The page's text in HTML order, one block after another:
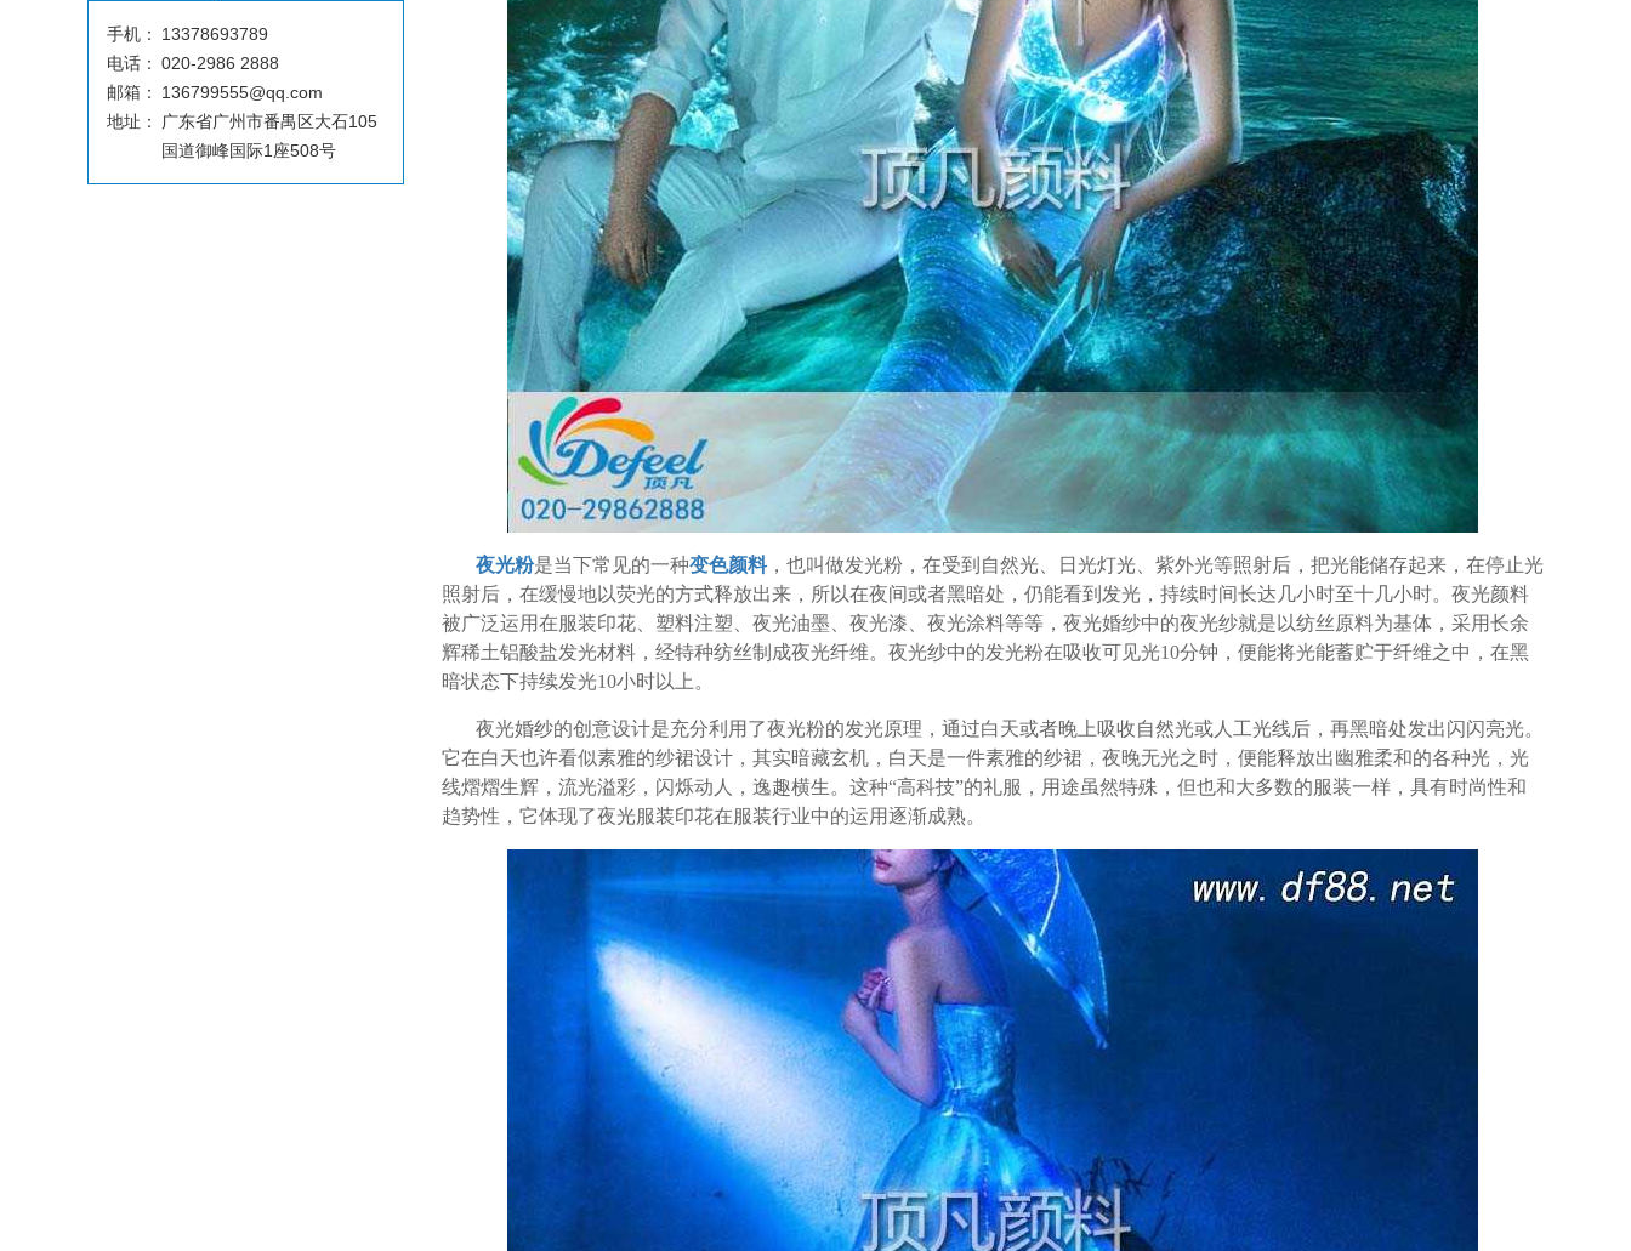
手机：
13378693789
电话： 020-2986 2888
邮箱：
136799555@qq.com
地址：
广东省广州市番禺区大石105
国道御峰国际1座508号
夜光粉是当下常见的一种变色颜料，也叫做发光粉，在受到自然光、日光灯光、紫外光等照射后，把光能储存起来，在停止光
照射后，在缓慢地以荧光的方式释放出来，所以在夜间或者黑暗处，仍能看到发光，持续时间长达几小时至十几小时。夜光颜料
被广泛运用在服装印花、塑料注塑、夜光油墨、夜光漆、夜光涂料等等，夜光婚纱中的夜光纱就是以纺丝原料为基体，采用长余
辉稀土铝酸盐发光材料，经特种纺丝制成夜光纤维。夜光纱中的发光粉在吸收可见光10分钟，便能将光能蓄贮于纤维之中，在黑
暗状态下持续发光10小时以上。
夜光婚纱的创意设计是充分利用了夜光粉的发光原理，通过白天或者晚上吸收自然光或人工光线后，再黑暗处发出闪闪亮光。
它在白天也许看似素雅的纱裙设计，其实暗藏玄机，白天是一件素雅的纱裙，夜晚无光之时，便能释放出幽雅柔和的各种光，光
线熠熠生辉，流光溢彩，闪烁动人，逸趣横生。这种“高科技”的礼服，用途虽然特殊，但也和大多数的服装一样，具有时尚性和
趋势性，它体现了夜光服装印花在服装行业中的运用逐渐成熟。